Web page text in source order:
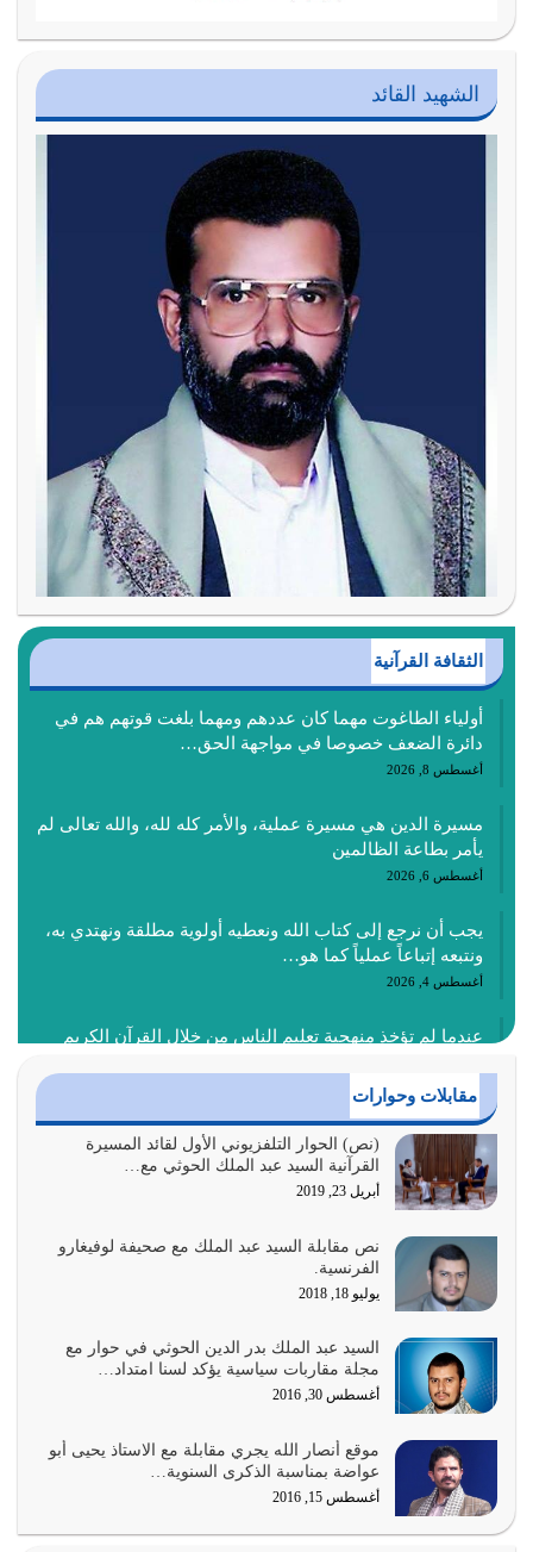
الشهيد القائد
الثقافة القرآنية
أولياء الطاغوت مهما كان عددهم ومهما بلغت قوتهم هم في
دائرة الضعف خصوصا في مواجهة الحق…
أغسطس 8, 2026
مسيرة الدين هي مسيرة عملية، والأمر كله لله، والله تعالى لم
يأمر بطاعة الظالمين
أغسطس 6, 2026
يجب أن نرجع إلى كتاب الله ونعطيه أولوية مطلقة ونهتدي به،
ونتبعه إتباعاً عملياً كما هو…
أغسطس 4, 2026
عندما لم تؤخذ منهجية تعليم الناس من خلال القرآن الكريم
أغسطس 3, 2026
الغاية من الصلاة هو ذكر الله (أقم الصلاة لذكري) إضافة إلى
{وَأَعِدُّوا لَهُمْ مَا…
أغسطس 2, 2026
السبب الرئيسي لشقاء الأمة الابتعاد عن كتاب الله والتعدي
لحدود الله بالإضافات للدين
أغسطس 1, 2026
أبرز أسباب الشقاء هو الإعراض عن ذكر الله وعن هدى الله
المتمثل في القرآن الكريم
يوليو 31, 2026
أولياء الشيطان كلما كانوا أكثر ولاءً وطاعة للشيطان كلما كانوا
أكثر ضعفاً
يوليو 30, 2026
مقابلات وحوارات
(نص) الحوار التلفزيوني الأول لقائد المسيرة
القرآنية السيد عبد الملك الحوثي مع…
أبريل 23, 2019
نص مقابلة السيد عبد الملك مع صحيفة لوفيغارو
الفرنسية.
يوليو 18, 2018
السيد عبد الملك بدر الدين الحوثي في حوار مع
مجلة مقاربات سياسية يؤكد لسنا امتداد…
أغسطس 30, 2016
موقع أنصار الله يجري مقابلة مع الاستاذ يحيى أبو
عواضة بمناسبة الذكرى السنوية…
أغسطس 15, 2016